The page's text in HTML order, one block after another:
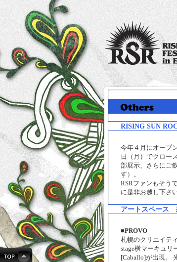
RISING SUN
今年４月にオープ
日（月）でクロー
部展示、さらにご
す）。
RSRファンもそう
に是非お越し下さ
アートスペース
■PROVO
札幌のクリエイテ
stage横マーキュリ
[Caballo]が出現。